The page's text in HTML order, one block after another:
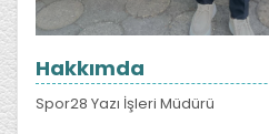
Hakkımda
Spor28 Yazı İşleri Müdürü